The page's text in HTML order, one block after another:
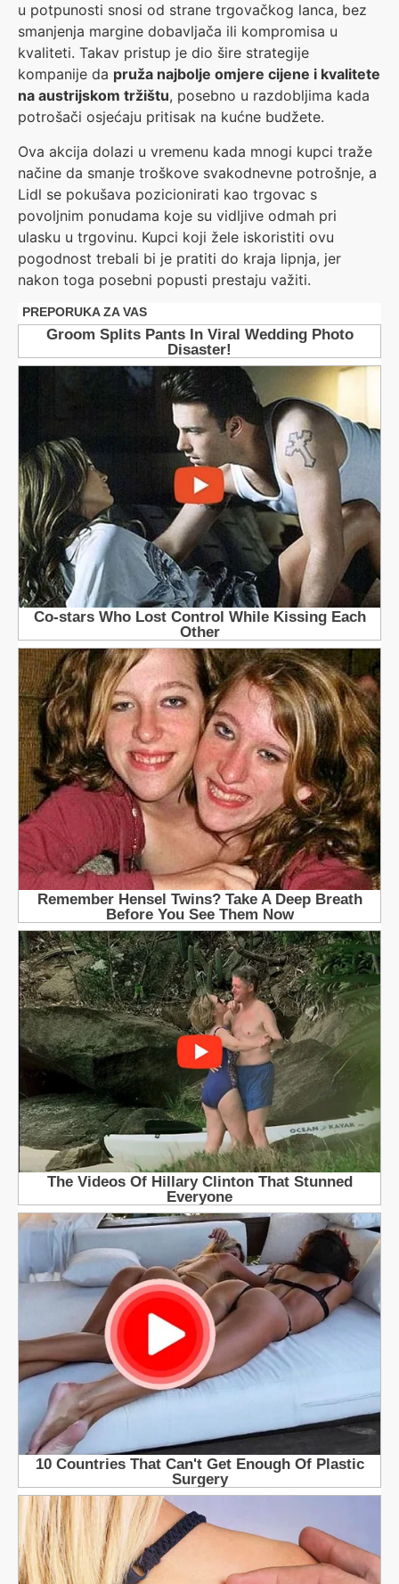
u potpunosti snosi od strane trgovačkog lanca, bez
smanjenja margine dobavljača ili kompromisa u
kvaliteti. Takav pristup je dio šire strategije
kompanije da pruža najbolje omjere cijene i kvalitete
na austrijskom tržištu, posebno u razdobljima kada
potrošači osjećaju pritisak na kućne budžete.
Ova akcija dolazi u vremenu kada mnogi kupci traže
načine da smanje troškove svakodnevne potrošnje, a
Lidl se pokušava pozicionirati kao trgovac s
povoljnim ponudama koje su vidljive odmah pri
ulasku u trgovinu. Kupci koji žele iskoristiti ovu
pogodnost trebali bi je pratiti do kraja lipnja, jer
nakon toga posebni popusti prestaju važiti.